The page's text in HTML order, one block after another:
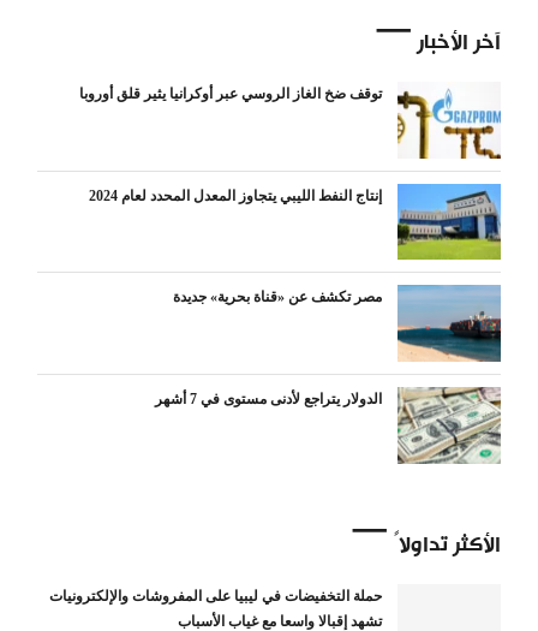
آخر الأخبار
توقف ضخ الغاز الروسي عبر أوكرانيا يثير قلق أوروبا
إنتاج النفط الليبي يتجاوز المعدل المحدد لعام 2024
مصر تكشف عن «قناة بحرية» جديدة
الدولار يتراجع لأدنى مستوى في 7 أشهر
الأكثر تداولاً
حملة التخفيضات في ليبيا على المفروشات والإلكترونيات
تشهد إقبالا واسعا مع غياب الأسباب